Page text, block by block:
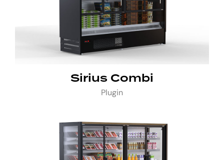
Sirius Combi
Plugin